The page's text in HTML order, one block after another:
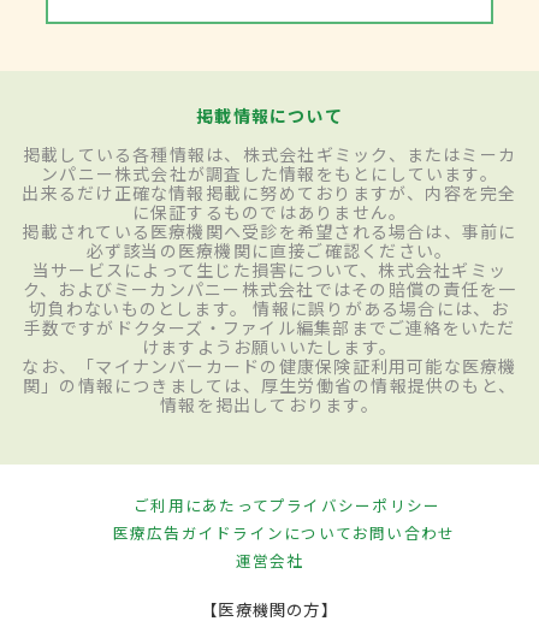
掲載情報について
掲載している各種情報は、株式会社ギミック、またはミーカ
ンパニー株式会社が調査した情報をもとにしています。
出来るだけ正確な情報掲載に努めておりますが、内容を完全
に保証するものではありません。
掲載されている医療機関へ受診を希望される場合は、事前に
必ず該当の医療機関に直接ご確認ください。
当サービスによって生じた損害について、株式会社ギミッ
ク、およびミーカンパニー株式会社ではその賠償の責任を一
切負わないものとします。 情報に誤りがある場合には、お
手数ですがドクターズ・ファイル編集部までご連絡をいただ
けますようお願いいたします。
なお、「マイナンバーカードの健康保険証利用可能な医療機
関」の情報につきましては、厚生労働省の情報提供のもと、
情報を掲出しております。
ご利用にあたってプライバシーポリシー
医療広告ガイドラインについてお問い合わせ
運営会社
【医療機関の方】